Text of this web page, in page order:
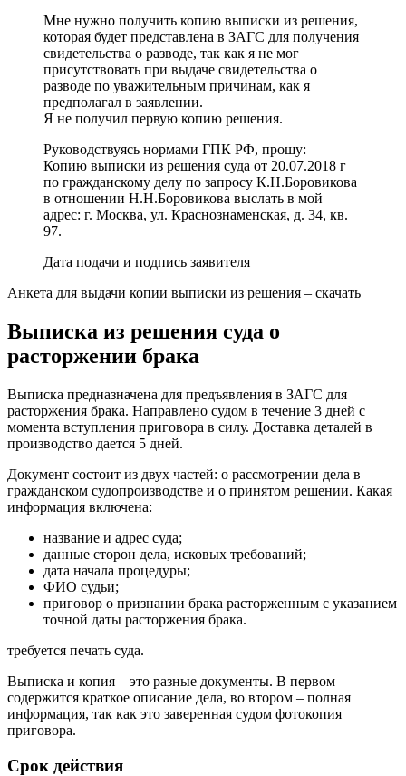
Мне нужно получить копию выписки из решения,
которая будет представлена ​​в ЗАГС для получения
свидетельства о разводе, так как я не мог
присутствовать при выдаче свидетельства о
разводе по уважительным причинам, как я
предполагал в заявлении.
Я не получил первую копию решения.
Руководствуясь нормами ГПК РФ, прошу:
Копию выписки из решения суда от 20.07.2018 г
по гражданскому делу по запросу К.Н.Боровикова
в отношении Н.Н.Боровикова выслать в мой
адрес: г. Москва, ул. Краснознаменская, д. 34, кв.
97.
Дата подачи и подпись заявителя
Анкета для выдачи копии выписки из решения – скачать
Выписка из решения суда о
расторжении брака
Выписка предназначена для предъявления в ЗАГС для
расторжения брака. Направлено судом в течение 3 дней с
момента вступления приговора в силу. Доставка деталей в
производство дается 5 дней.
Документ состоит из двух частей: о рассмотрении дела в
гражданском судопроизводстве и о принятом решении. Какая
информация включена:
название и адрес суда;
данные сторон дела, исковых требований;
дата начала процедуры;
ФИО судьи;
приговор о признании брака расторженным с указанием
точной даты расторжения брака.
требуется печать суда.
Выписка и копия – это разные документы. В первом
содержится краткое описание дела, во втором – полная
информация, так как это заверенная судом фотокопия
приговора.
Срок действия